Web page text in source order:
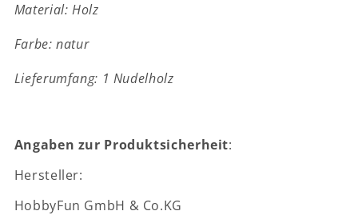
Material: Holz
Farbe: natur
Lieferumfang: 1 Nudelholz
Angaben zur Produktsicherheit:
Hersteller:
HobbyFun GmbH & Co.KG